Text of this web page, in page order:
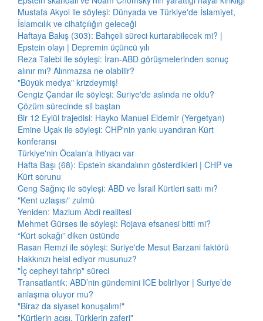
Mustafa Akyol ile söyleşi: Dünyada ve Türkiye'de İslamiyet,
İslamcılık ve cihatçılığın geleceği
Haftaya Bakış (303): Bahçeli süreci kurtarabilecek mi? |
Epstein olayı | Depremin üçüncü yılı
Reza Talebi ile söyleşi: İran-ABD görüşmelerinden sonuç
alınır mı? Alınmazsa ne olabilir?
"Büyük medya" krizdeymiş!
Cengiz Çandar ile söyleşi: Suriye'de aslında ne oldu?
Çözüm sürecinde sil baştan
Bir 12 Eylül trajedisi: Hayko Manuel Eldemir (Yergetyan)
Emine Uçak ile söyleşi: CHP'nin yankı uyandıran Kürt
konferansı
Türkiye'nin Öcalan'a ihtiyacı var
Hafta Başı (68): Epstein skandalının gösterdikleri | CHP ve
Kürt sorunu
Ceng Sağnıç ile söyleşi: ABD ve İsrail Kürtleri sattı mı?
"Kent uzlaşısı" zulmü
Yeniden: Mazlum Abdi realitesi
Mehmet Gürses ile söyleşi: Rojava efsanesi bitti mi?
“Kürt sokağı” diken üstünde
Rasan Remzi ile söyleşi: Suriye'de Mesut Barzani faktörü
Hakkınızı helal ediyor musunuz?
"İç cepheyi tahrip" süreci
Transatlantik: ABD’nin gündemini ICE belirliyor | Suriye’de
anlaşma oluyor mu?
"Biraz da siyaset konuşalım!"
"Kürtlerin acısı, Türklerin zaferi"